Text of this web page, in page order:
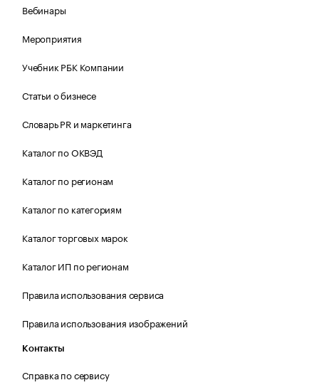
Вебинары
Мероприятия
Учебник РБК Компании
Статьи о бизнесе
Словарь PR и маркетинга
Каталог по ОКВЭД
Каталог по регионам
Каталог по категориям
Каталог торговых марок
Каталог ИП по регионам
Правила использования сервиса
Правила использования изображений
Контакты
Справка по сервису